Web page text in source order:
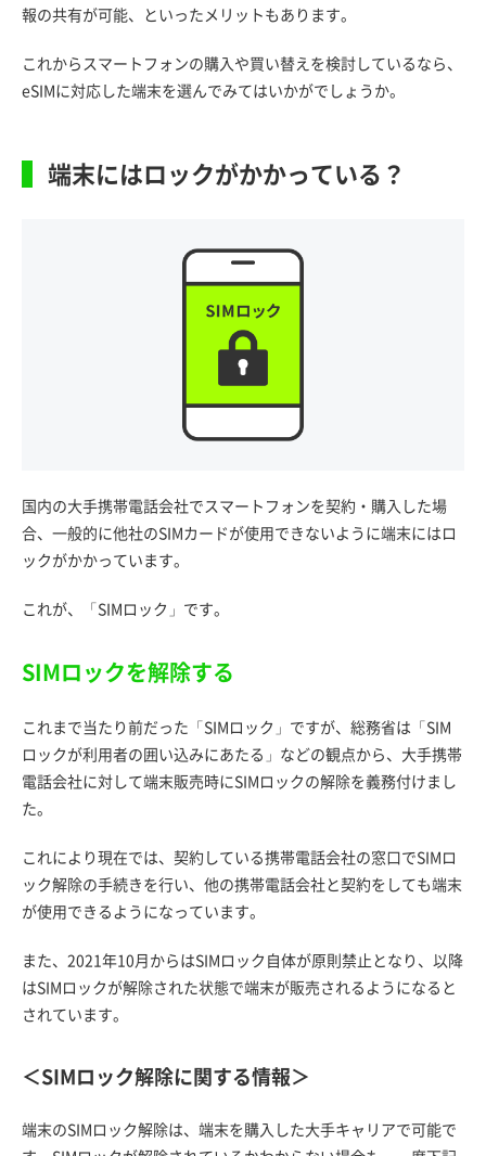
報の共有が可能、といったメリットもあります。
これからスマートフォンの購入や買い替えを検討しているなら、
eSIMに対応した端末を選んでみてはいかがでしょうか。
端末にはロックがかかっている？
国内の大手携帯電話会社でスマートフォンを契約・購入した場
合、一般的に他社のSIMカードが使用できないように端末にはロ
ックがかかっています。
これが、「SIMロック」です。
SIMロックを解除する
これまで当たり前だった「SIMロック」ですが、総務省は「SIM
ロックが利用者の囲い込みにあたる」などの観点から、大手携帯
電話会社に対して端末販売時にSIMロックの解除を義務付けまし
た。
これにより現在では、契約している携帯電話会社の窓口でSIMロ
ック解除の手続きを行い、他の携帯電話会社と契約をしても端末
が使用できるようになっています。
また、2021年10月からはSIMロック自体が原則禁止となり、以降
はSIMロックが解除された状態で端末が販売されるようになると
されています。
＜SIMロック解除に関する情報＞
端末のSIMロック解除は、端末を購入した大手キャリアで可能で